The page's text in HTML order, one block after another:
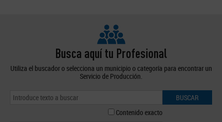
Busca aquí tu Profesional
Utiliza el buscador o selecciona un municipio o categoría para encontrar un
Servicio de Producción.
BUSCAR
Contenido exacto